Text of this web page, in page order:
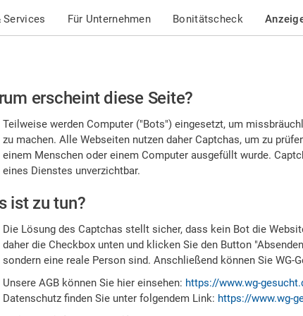
Services Für Unternehmen Bonitätscheck
erscheint diese Seite?
Teilweise werden Computer ("Bots") eingesetzt, um
zu machen. Alle Webseiten nutzen daher Captchas, um zu
einem Menschen oder einem Computer ausgefüllt wurde.
eines Dienstes unverzichtbar.
ist zu tun?
Die Lösung des Captchas stellt sicher, dass kein Bot die
daher die Checkbox unten und klicken Sie den Button
sondern eine reale Person sind. Anschließend können Sie WG-
Unsere AGB können Sie hier einsehen: https://www.wg-
Datenschutz finden Sie unter folgendem Link: https://www.wg-